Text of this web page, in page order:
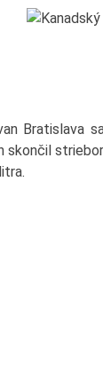
Bratislava
skončil